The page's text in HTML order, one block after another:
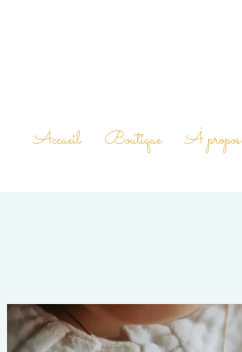
Accueil Boutique À propos